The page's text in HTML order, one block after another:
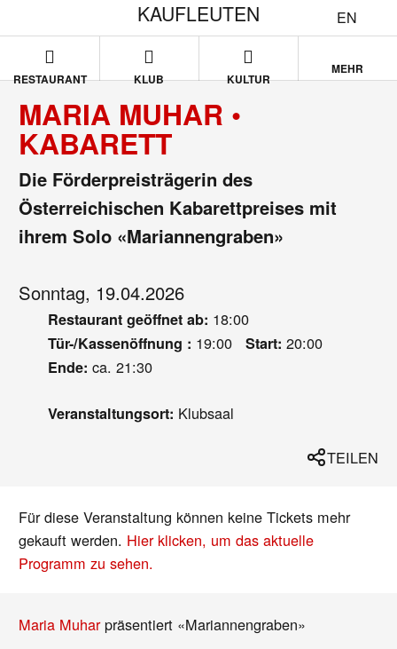
EN
KAUFLEUTEN
RESTAURANT KLUB KULTUR
MEHR
MARIA MUHAR •
KABARETT
Die Förderpreisträgerin des
Österreichischen Kabarettpreises mit
ihrem Solo «Mariannengraben»
Sonntag, 19.04.2026
Restaurant geöffnet ab: 18:00
Tür-/Kassenöffnung : 19:00 Start: 20:00
Ende: ca. 21:30
Veranstaltungsort: Klubsaal
TEILEN
Für diese Veranstaltung können keine Tickets mehr
gekauft werden. Hier klicken, um das aktuelle
Programm zu sehen.
Maria Muharpräsentiert «Mariannengraben»